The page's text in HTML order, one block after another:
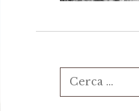
Ricerca
per: